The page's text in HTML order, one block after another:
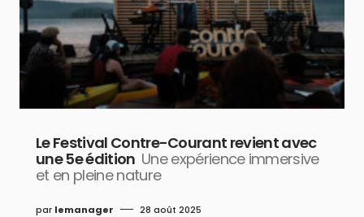
Le Festival Contre-Courant revient avec
une 5e édition Une expérience immersive
et en pleine nature
par lemanager 28 août 2025